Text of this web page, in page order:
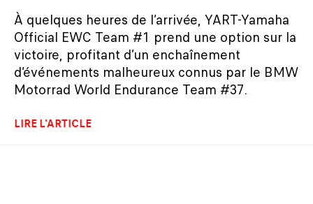
À quelques heures de l’arrivée, YART-Yamaha
Official EWC Team #1 prend une option sur la
victoire, profitant d’un enchaînement
d’événements malheureux connus par le BMW
Motorrad World Endurance Team #37.
LIRE L'ARTICLE